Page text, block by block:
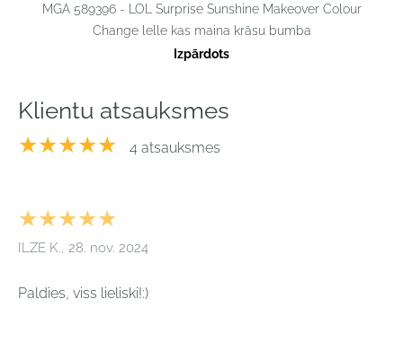
MGA 589396 - LOL Surprise Sunshine Makeover Colour
Change lelle kas maina krāsu bumba
Izpārdots
Klientu atsauksmes
★★★★★
4 atsauksmes
★★★★★
ILZE K., 28. nov. 2024
Paldies, viss lieliski!:)